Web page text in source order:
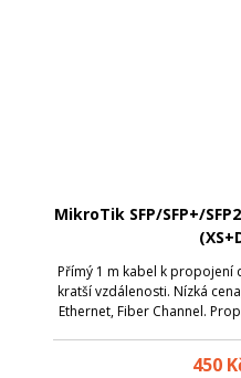
MikroTik SFP/SFP+/
Přímý 1 m kabel k propojení
kratší vzdálenosti. Nízká
Ethernet, Fiber Channel.
450